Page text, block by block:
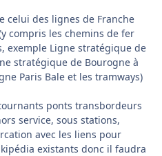
celui des lignes de Franche
compris les chemins de fer
exemple Ligne stratégique de
stratégique de Bourogne à
Paris Bale et les tramways)
ponts transbordeurs
service, sous stations,
avec les liens pour
existants donc il faudra